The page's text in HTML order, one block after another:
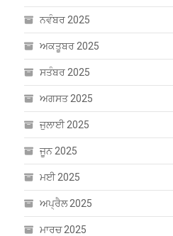
ਨਵੰਬਰ 2025
ਅਕਤੂਬਰ 2025
ਸਤੰਬਰ 2025
ਅਗਸਤ 2025
ਜੁਲਾਈ 2025
ਜੂਨ 2025
ਮਈ 2025
ਅਪ੍ਰੈਲ 2025
ਮਾਰਚ 2025